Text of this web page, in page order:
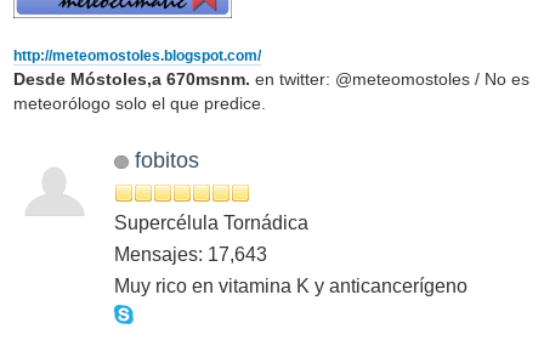
http://meteomostoles.blogspot.com/
Desde Móstoles,a 670msnm. en twitter: @meteomostoles / No es
meteorólogo solo el que predice.
fobitos
Supercélula Tornádica
Mensajes: 17,643
Muy rico en vitamina K y anticancerígeno